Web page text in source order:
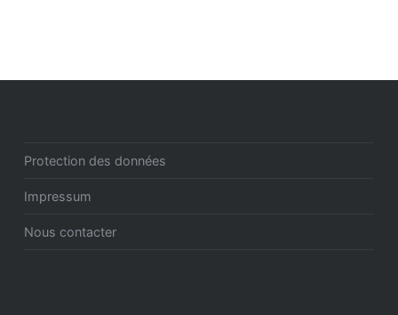
Protection des données
Impressum
Nous contacter